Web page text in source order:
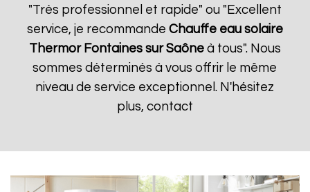
"Très professionnel et rapide" ou "Excellent
service, je recommande Chauffe eau solaire
Thermor Fontaines sur Saôneà tous". Nous
sommes déterminés à vous offrir le même
niveau de service exceptionnel. N'hésitez
plus, contact